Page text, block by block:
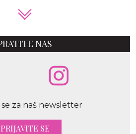
NAS
za naš newsletter
PRIJAVITE SE